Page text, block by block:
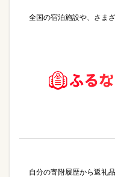
全国の宿泊施設や、さま
自分の寄附履歴から返礼